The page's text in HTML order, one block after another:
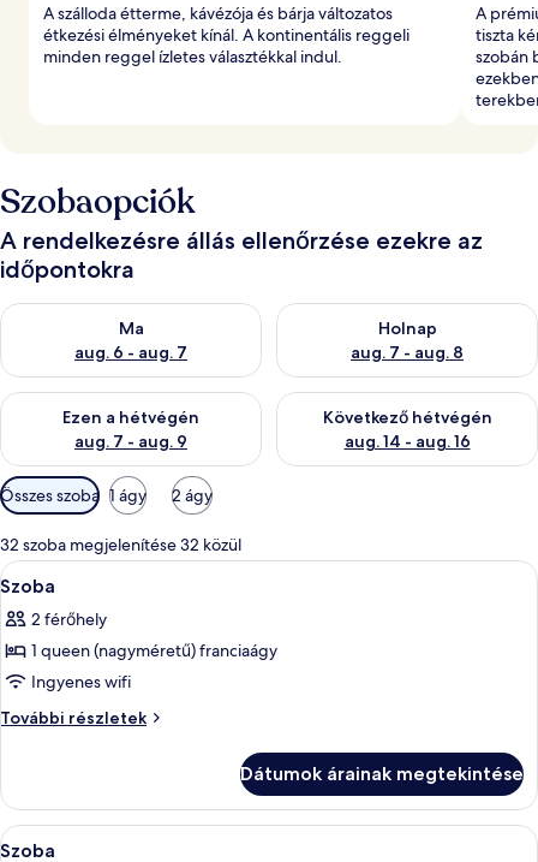
A szálloda étterme, kávézója és bárja változatos
étkezési élményeket kínál. A kontinentális reggeli
minden reggel ízletes választékkal indul.
A
tiszta
szobán
Szobaopciók
A rendelkezésre állás ellenőrzése ezekre az
időpontokra
Ma
aug. 6 - aug. 7
A ma esti rendelkezésre állás ellenőrzése: aug. 6 - aug. 7
Holnap
aug. 7 - aug. 8
A holnapi rendelkezésre állás
Ezen a hétvégén
aug. 7 - aug. 9
A mostani hétvégi rendelkezésre állás ellenőrzése: aug. 7 -
Következő hétvégén
aug. 14 - aug. 16
A következő hétvégi
Szobákhoz
rendelkezésre
álló
szűrők
Összes szoba 1 ágy 2 ágy
32 szoba megjelenítése 32 közül
A
következő
szoba
összes
képének
megtekintése:
Prémium ágynemű, pehelypaplan,
3
Szoba
2 férőhely
1 queen (nagyméretű) franciaágy
Ingyenes wifi
További részletek
Szoba
Dátumok árainak megtekintése
A
Egy szállodai szoba két ággyal,
3
Szoba